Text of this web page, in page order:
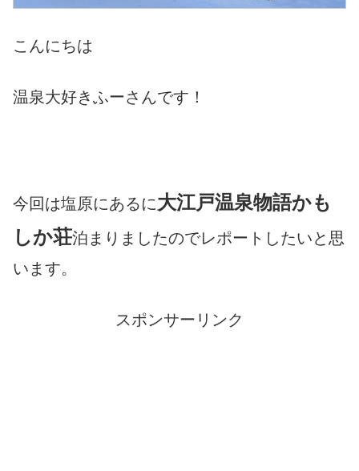
こんにちは
温泉大好きふーさんです！
今回は塩原にあるに大江戸温泉物語かも
しか荘泊まりましたのでレポートしたいと思
います。
スポンサーリンク